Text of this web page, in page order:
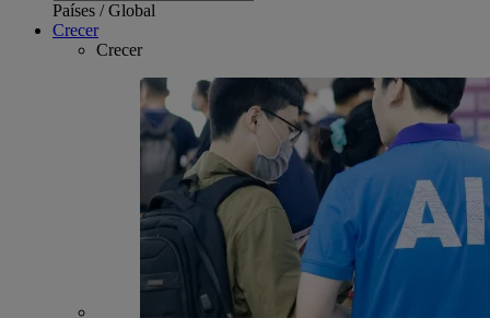
Países /Global
Crecer
Crecer